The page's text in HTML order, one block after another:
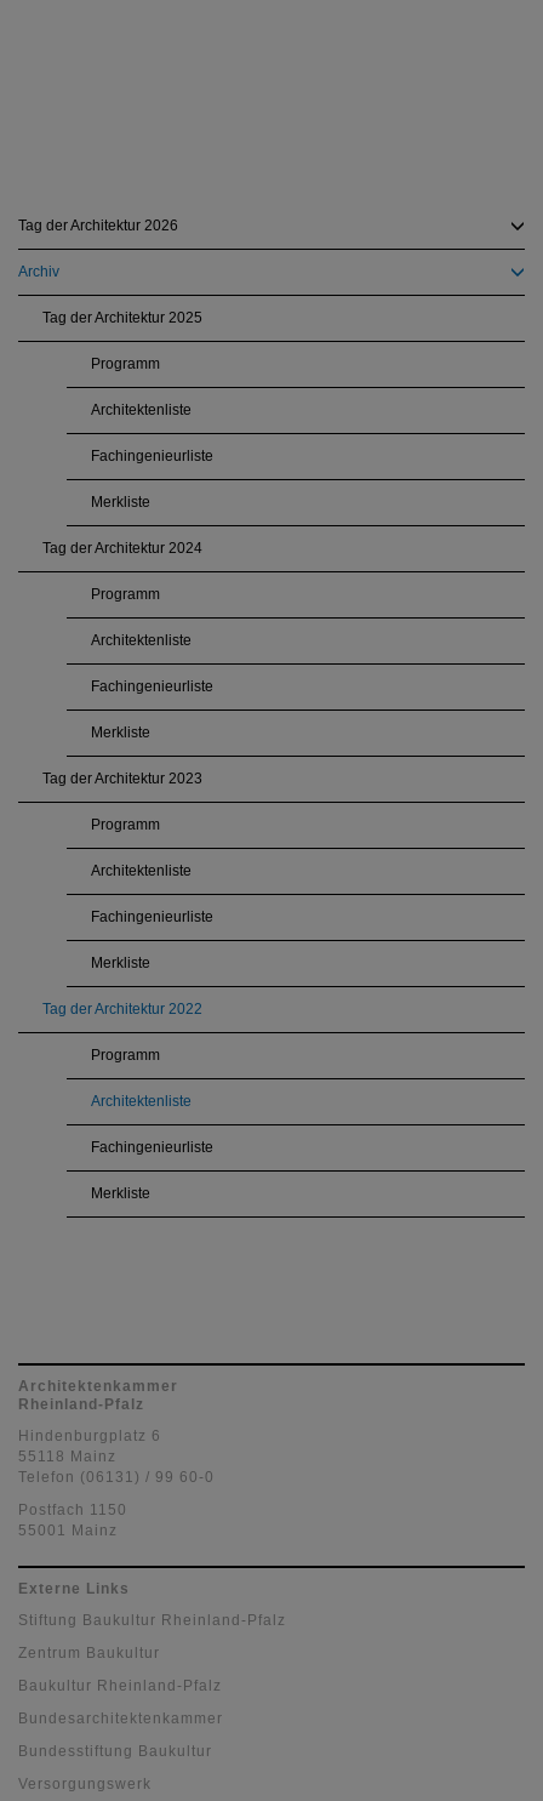
Tag der Architektur 2026
Archiv
Tag der Architektur 2025
Programm
Architektenliste
Fachingenieurliste
Merkliste
Tag der Architektur 2024
Programm
Architektenliste
Fachingenieurliste
Merkliste
Tag der Architektur 2023
Programm
Architektenliste
Fachingenieurliste
Merkliste
Tag der Architektur 2022
Programm
Architektenliste
Fachingenieurliste
Merkliste
Architektenkammer
Rheinland-Pfalz
Hindenburgplatz 6
55118 Mainz
Telefon (06131) / 99 60-0
Postfach 1150
55001 Mainz
Externe Links
Stiftung Baukultur Rheinland-Pfalz
Zentrum Baukultur
Baukultur Rheinland-Pfalz
Bundesarchitektenkammer
Bundesstiftung Baukultur
Versorgungswerk